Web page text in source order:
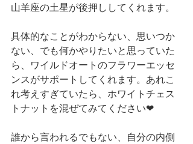
山羊座の土星が後押ししてくれます。
具体的なことがわからない、思いつか
ない、でも何かやりたいと思っていた
ら、ワイルドオートのフラワーエッセ
ンスがサポートしてくれます。あれこ
れ考えすぎていたら、ホワイトチェス
トナットを混ぜてみてください❤︎
誰から言われるでもない、自分の内側